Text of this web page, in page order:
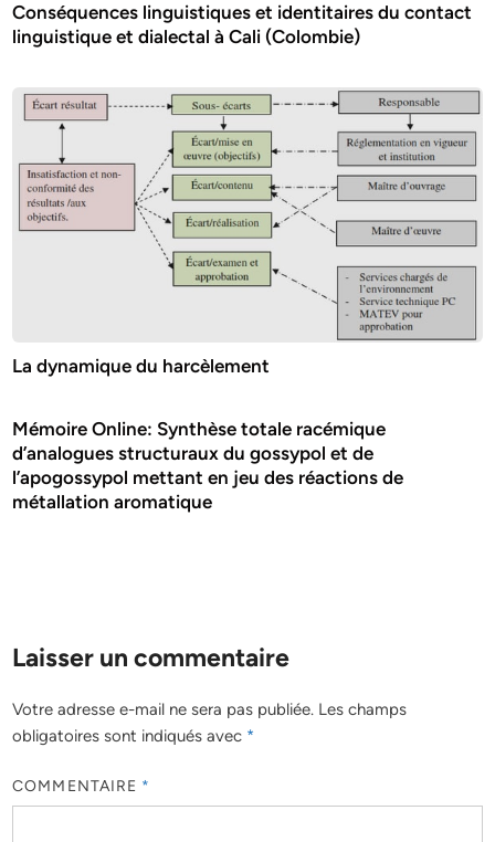
Conséquences linguistiques et identitaires du contact
linguistique et dialectal à Cali (Colombie)
La dynamique du harcèlement
Mémoire Online: Synthèse totale racémique
d’analogues structuraux du gossypol et de
l’apogossypol mettant en jeu des réactions de
métallation aromatique
Laisser un commentaire
Votre adresse e-mail ne sera pas publiée. Les champs
obligatoires sont indiqués avec *
COMMENTAIRE *